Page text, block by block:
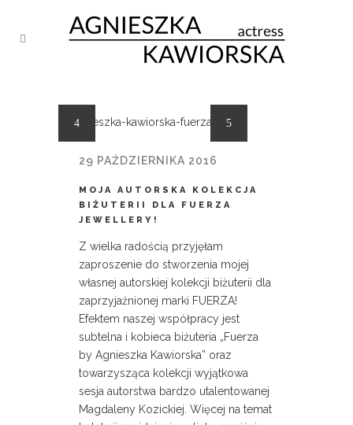
29 PAŹDZIERNIKA 2016
MOJA AUTORSKA KOLEKCJA
BIŻUTERII DLA FUERZA
JEWELLERY!
Z wielka radością przyjęłam
zaproszenie do stworzenia mojej
własnej autorskiej kolekcji biżuterii dla
zaprzyjaźnionej marki FUERZA!
Efektem naszej współpracy jest
subtelna i kobieca biżuteria „Fuerza
by Agnieszka Kawiorska” oraz
towarzysząca kolekcji wyjątkowa
sesja autorstwa bardzo utalentowanej
Magdaleny Kozickiej. Więcej na temat